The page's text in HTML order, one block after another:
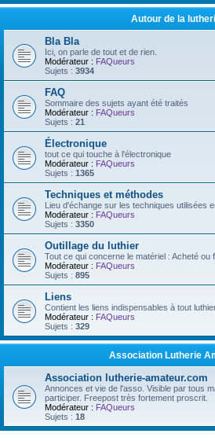
Autour de la
Bla Bla
Ici, on parle de tout et de rien.
Modérateur : FAQueurs
Sujets : 3934
FAQ
Sommaire des sujets ayant été traités
Modérateur : FAQueurs
Sujets : 21
Électronique
tout ce qui touche à l'électronique
Modérateur : FAQueurs
Sujets : 1365
Techniques et méthodes
Lieu d'échange sur les techniques utilisées
Modérateur : FAQueurs
Sujets : 3350
Outillage du luthier
Tout ce qui concerne le matériel : Acheté ou
Modérateur : FAQueurs
Sujets : 895
Liens
Contient les liens indispensables à tout
Modérateur : FAQueurs
Sujets : 329
Association Lutherie
Association lutherie-amateur.com
Annonces et vie de l'asso. Visible par tous
participer. Freepost très fortement proscrit.
Modérateur : FAQueurs
Sujets : 18